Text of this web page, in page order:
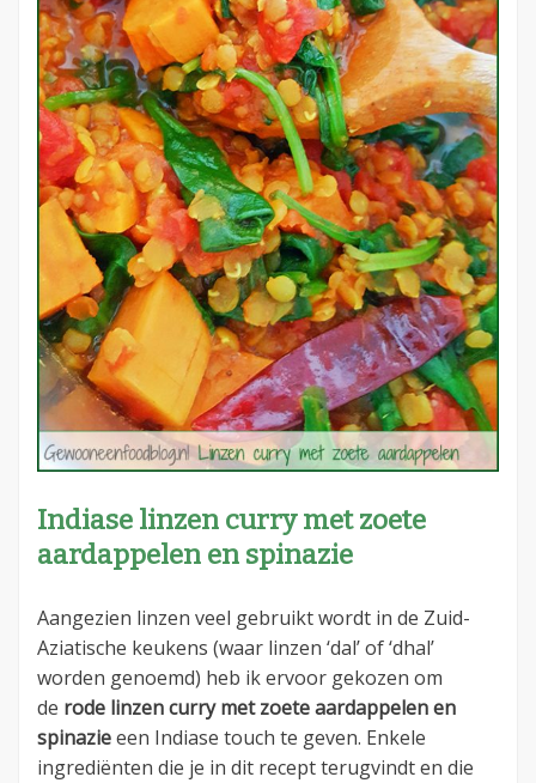
Indiase linzen curry met zoete
aardappelen en spinazie
Aangezien linzen veel gebruikt wordt in de Zuid-
Aziatische keukens (waar linzen ‘dal’ of ‘dhal’
worden genoemd) heb ik ervoor gekozen om
de rode linzen curry met zoete aardappelen en
spinazieeen Indiase touch te geven. Enkele
ingrediënten die je in dit recept terugvindt en die